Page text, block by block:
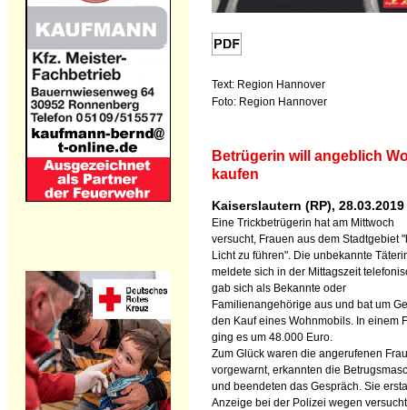
Text: Region Hannover
Foto: Region Hannover
Betrügerin will angeblich
kaufen
Kaiserslautern (RP), 28.03.2019
Eine Trickbetrügerin hat am Mittwoch
versucht, Frauen aus dem Stadtgebiet
Licht zu führen". Die unbekannte
meldete sich in der Mittagszeit
gab sich als Bekannte oder
Familienangehörige aus und bat um
den Kauf eines Wohnmobils. In einem
ging es um 48.000 Euro.
Zum Glück waren die angerufenen
vorgewarnt, erkannten die
und beendeten das Gespräch. Sie
Anzeige bei der Polizei wegen